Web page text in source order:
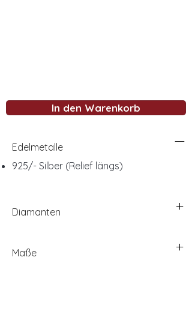
In den Warenkorb
Edelmetalle
925/- Silber (Relief längs)
Diamanten
Maße